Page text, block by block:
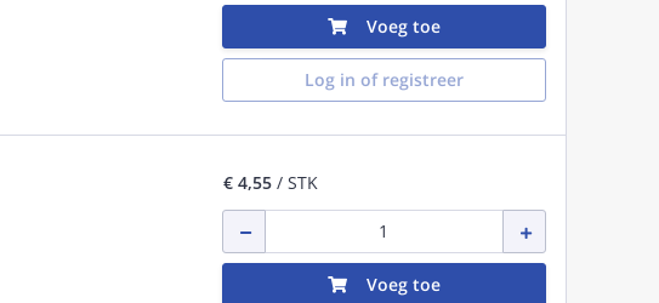
Voeg toe
Log in of registreer
€ 4,55/ STK
Voeg toe